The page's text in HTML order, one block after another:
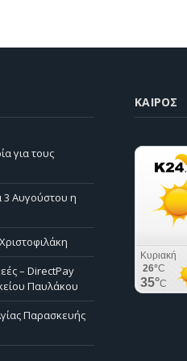
για τους
3 Αυγούστου η
– DirectPay
Παυλάκου
Παρασκευής
ΚΑΙΡΌΣ